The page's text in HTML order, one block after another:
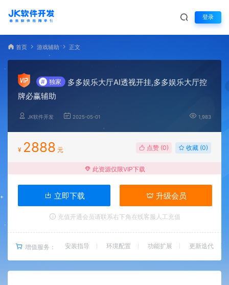
登录
首页 游戏辅助 正文
# 独家
多多娱乐大厅AI透视开挂,多多娱乐大厅控
牌必赢辅助
JK软件开发 2025-05-01 1,983
¥ 2888 元 点赞 (0) 收藏 (0)
此资源仅限VIP下载
立即下载 升级会员
充值开通会员请联系右下角在线客服人工充值
增值服务： 安装指导 环境配置 功能扩展 更新迭代